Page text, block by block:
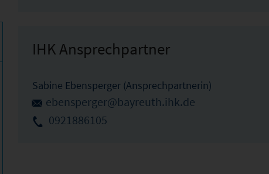
IHK Ansprechpartner
Sabine Ebensperger (Ansprechpartnerin)
ebensperger@bayreuth.ihk.de
0921886105